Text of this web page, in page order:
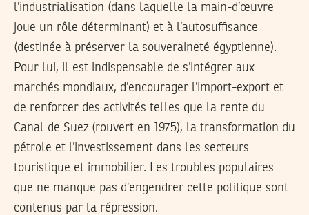
l’industrialisation (dans laquelle la main-d’œuvre
joue un rôle déterminant) et à l’autosuffisance
(destinée à préserver la souveraineté égyptienne).
Pour lui, il est indispensable de s’intégrer aux
marchés mondiaux, d’encourager l’import-export et
de renforcer des activités telles que la rente du
Canal de Suez (rouvert en 1975), la transformation du
pétrole et l’investissement dans les secteurs
touristique et immobilier. Les troubles populaires
que ne manque pas d’engendrer cette politique sont
contenus par la répression.